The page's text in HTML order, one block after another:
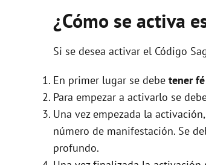
¿Cómo se activa
Si se desea activar el Código
En primer lugar se debe tener
Para empezar a activarlo se
Una vez empezada la
número de manifestación. Se
profundo.